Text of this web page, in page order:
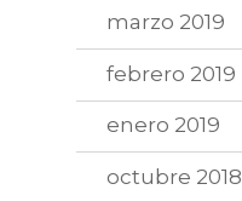
marzo 2019
febrero 2019
enero 2019
octubre 2018